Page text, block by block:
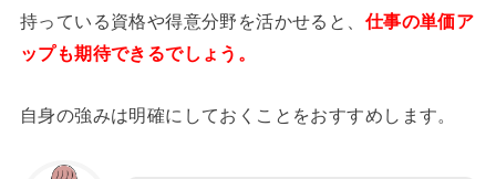
持っている資格や得意分野を活かせると、 仕事の単価ア
ップも期待できるでしょう。
自身の強みは明確にしておくことをおすすめします。